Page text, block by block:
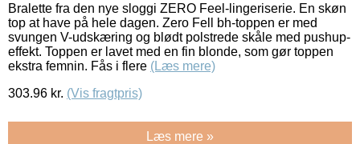
Bralette fra den nye sloggi ZERO Feel-lingeriserie. En skøn
top at have på hele dagen. Zero Fell bh-toppen er med
svungen V-udskæring og blødt polstrede skåle med pushup-
effekt. Toppen er lavet med en fin blonde, som gør toppen
ekstra femnin. Fås i flere (Læs mere)
303.96 kr. (Vis fragtpris)
Læs mere »